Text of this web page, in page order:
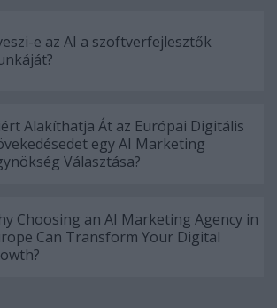
e az AI a szoftverfejlesztők
Alakíthatja Át az Európai Digitális
egy AI Marketing
Választása?
Choosing an AI Marketing Agency in
Can Transform Your Digital